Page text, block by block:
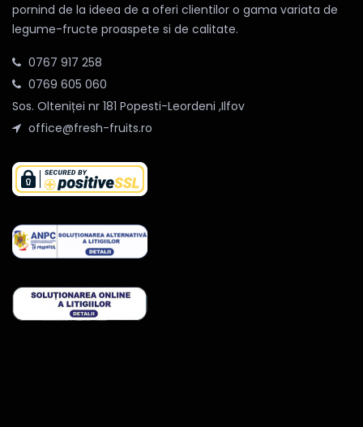
pornind de la ideea de a oferi clientilor o gama variata de
legume-fructe proaspete si de calitate.
0767 917 258
0769 605 060
Sos. Olteniței nr 181 Popesti-Leordeni ,Ilfov
office@fresh-fruits.ro